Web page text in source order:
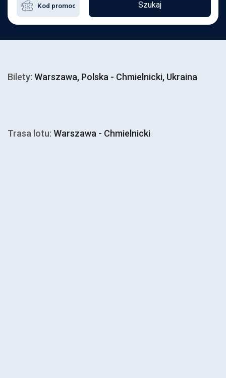
Szukaj
Bilety: Warszawa, Polska - Chmielnicki, Ukraina
Trasa lotu: Warszawa - Chmielnicki